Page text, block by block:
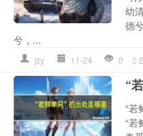
幼
德
兮，...
jzy 11-24 0
“
“若
“若